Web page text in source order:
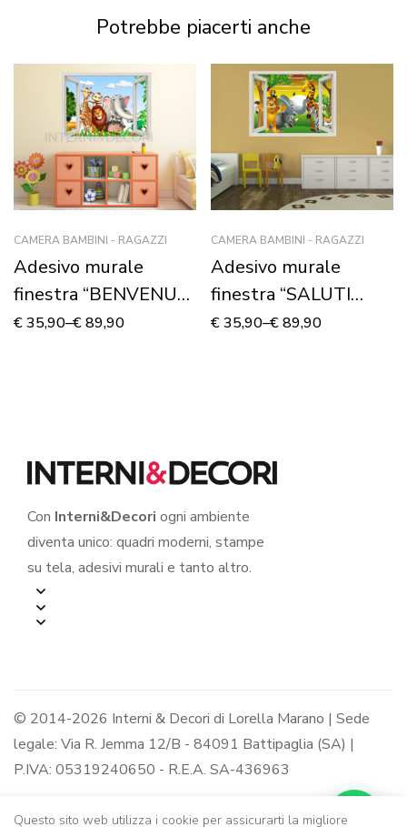
murale
Potrebbe piacerti anche
CAMERA BAMBINI - RAGAZZI
Adesivo murale
finestra “BENVENUTI
NELLA FORESTA” –
€35,90–€89,90
CAMERA BAMBINI - RAGAZZI
Adesivo murale
finestra “SALUTI
DALLA FORESTA!” –
€35,90–€89,90
Con Interni&Decori ogni ambiente
diventa unico: quadri moderni, stampe
su tela, adesivi murali e tanto altro.
© 2014-2026 Interni & Decori di Lorella Marano | Sede
legale: Via R. Jemma 12/B - 84091 Battipaglia (SA) |
P.IVA: 05319240650 - R.E.A. SA-436963
Questo sito web utilizza i cookie per assicurarti la migliore